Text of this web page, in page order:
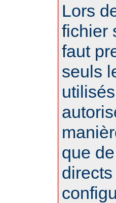
Lors
fichier
faut
seuls
que